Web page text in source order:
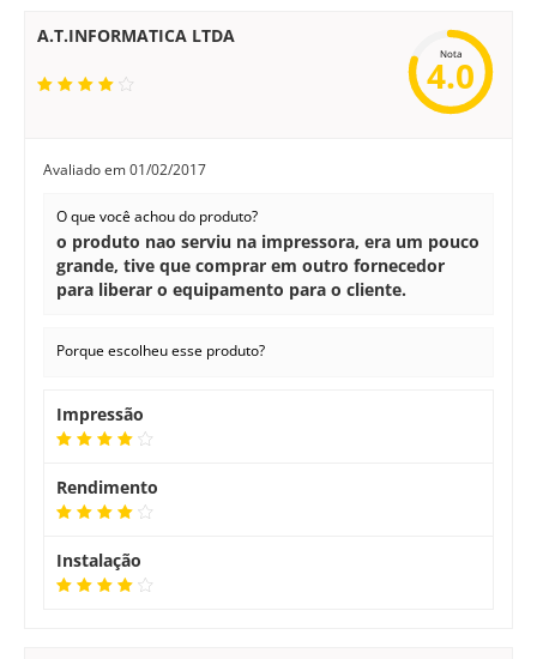
A.T.INFORMATICA LTDA
Nota
4.0
Avaliado em01/02/2017
O que você achou do produto?
o produto nao serviu na impressora, era um pouco
grande, tive que comprar em outro fornecedor
para liberar o equipamento para o cliente.
Porque escolheu esse produto?
Impressão
Rendimento
Instalação